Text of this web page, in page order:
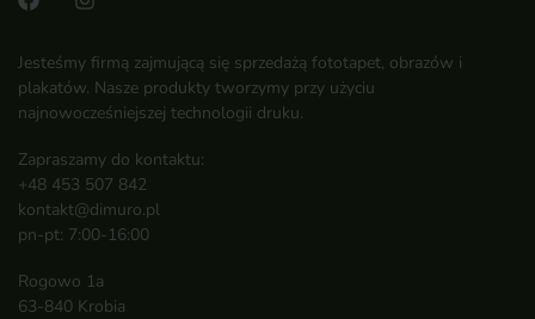
Jesteśmy firmą zajmującą się sprzedażą fototapet, obrazów i
plakatów. Nasze produkty tworzymy przy użyciu
najnowocześniejszej technologii druku.
Zapraszamy do kontaktu:
+48 453 507 842
kontakt@dimuro.pl
pn-pt: 7:00-16:00
Rogowo 1a
63-840 Krobia